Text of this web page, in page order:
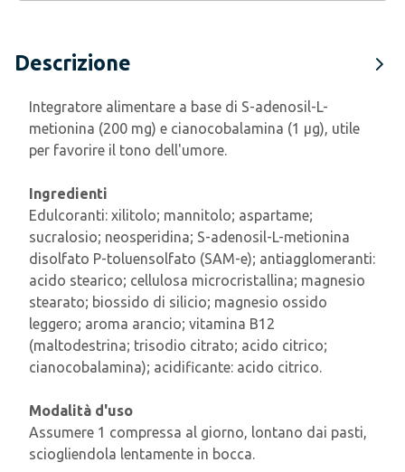
Descrizione
Integratore alimentare a base di S-adenosil-L-
metionina (200 mg) e cianocobalamina (1 µg), utile
per favorire il tono dell'umore.
Ingredienti
Edulcoranti: xilitolo; mannitolo; aspartame;
sucralosio; neosperidina; S-adenosil-L-metionina
disolfato P-toluensolfato (SAM-e); antiagglomeranti:
acido stearico; cellulosa microcristallina; magnesio
stearato; biossido di silicio; magnesio ossido
leggero; aroma arancio; vitamina B12
(maltodestrina; trisodio citrato; acido citrico;
cianocobalamina); acidificante: acido citrico.
Modalità d'uso
Assumere 1 compressa al giorno, lontano dai pasti,
sciogliendola lentamente in bocca.